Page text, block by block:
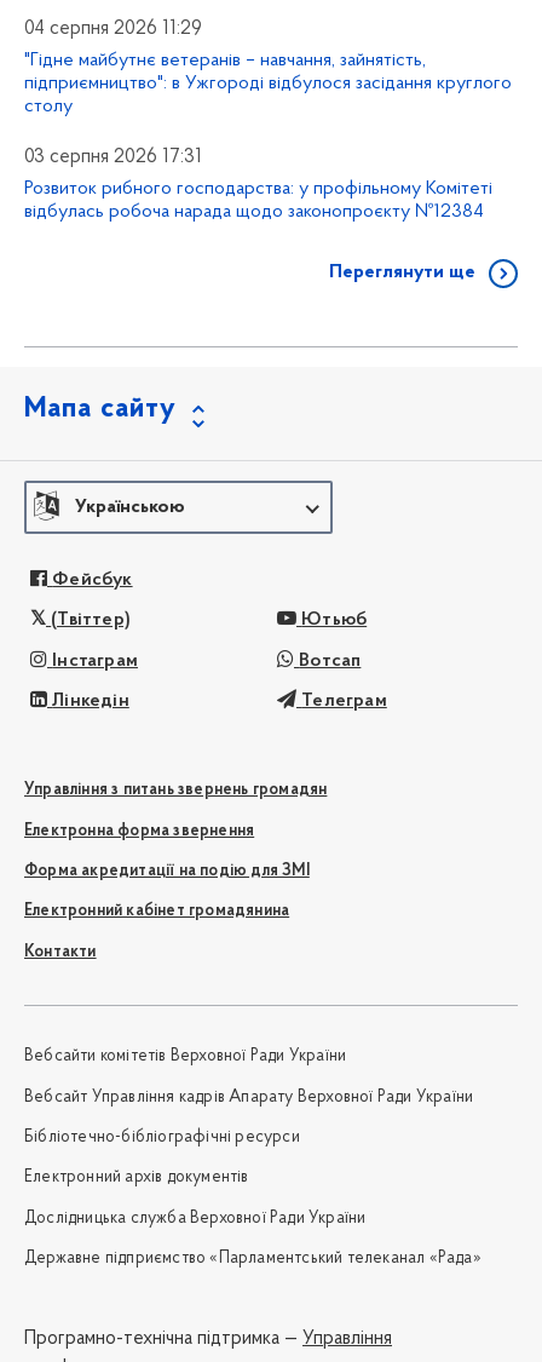
04 серпня 2026 11:29
"Гідне майбутнє ветеранів – навчання, зайнятість,
підприємництво": в Ужгороді відбулося засідання круглого
столу
03 серпня 2026 17:31
Розвиток рибного господарства: у профільному Комітеті
відбулась робоча нарада щодо законопроєкту №12384
Переглянути ще
Мапа сайту
Українською
Фейсбук
(Твіттер) Ютьюб
Інстаграм Вотсап
Лінкедін Телеграм
Управління з питань звернень громадян
Електронна форма звернення
Форма акредитації на подію для ЗМІ
Електронний кабінет громадянина
Контакти
Вебсайти комітетів Верховної Ради України
Вебсайт Управління кадрів Апарату Верховної Ради України
Бібліотечно-бібліографічні ресурси
Електронний архів документів
Дослідницька служба Верховної Ради України
Державне підприємство «Парламентський телеканал «Рада»
Програмно-технічна підтримка — Управління